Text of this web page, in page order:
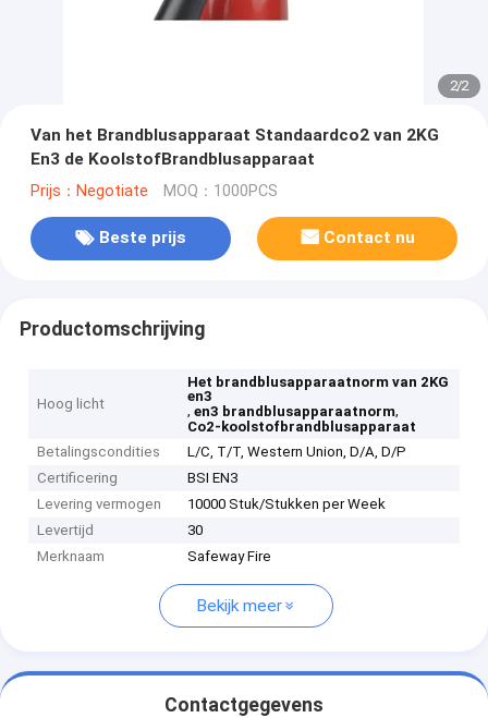
2/2
Van het Brandblusapparaat Standaardco2 van 2KG
En3 de KoolstofBrandblusapparaat
Prijs：Negotiate MOQ：1000PCS
Beste prijs Contact nu
Productomschrijving
Hoog licht
Het brandblusapparaatnorm van 2KG
en3
,en3 brandblusapparaatnorm,
Co2-koolstofbrandblusapparaat
Betalingscondities
L/C, T/T, Western Union, D/A, D/P
Certificering
BSI EN3
Levering vermogen
10000 Stuk/Stukken per Week
Levertijd
30
Merknaam
Safeway Fire
Bekijk meer
Contactgegevens